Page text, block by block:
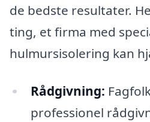
de bedste resultater.
ting, et firma med
hulmursisolering kan
Rådgivning:
professionel